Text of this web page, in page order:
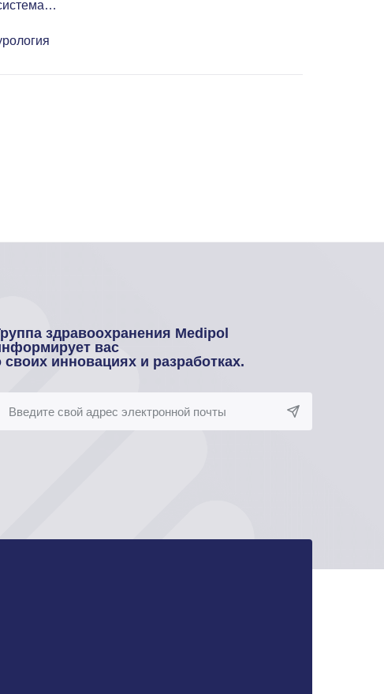
ходьбы Lokomat
здравоохранения Medipol
вас
своих инновациях и разработках.